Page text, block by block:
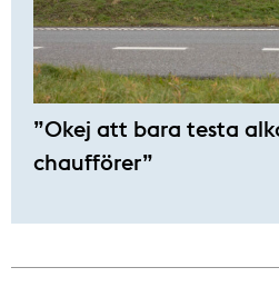
”Okej att bara testa
chaufförer”